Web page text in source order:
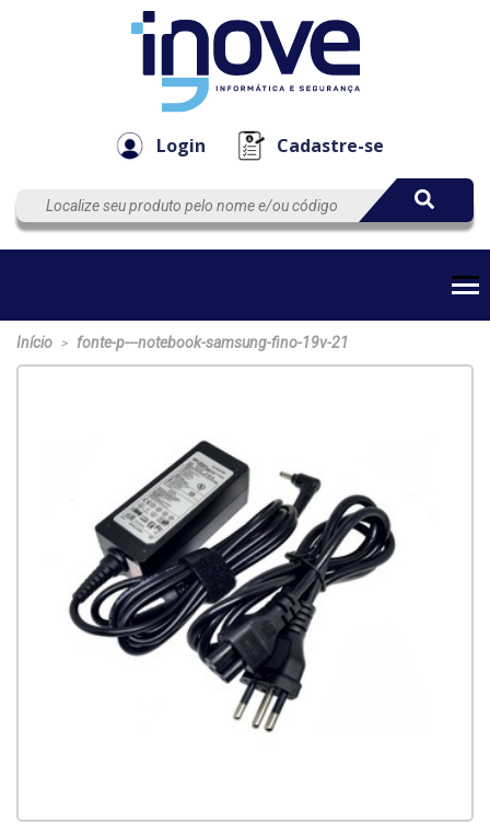
Login Cadastre-se
EmpresaAutomação
Início > fonte-p---notebook-samsung-fino-19v-21